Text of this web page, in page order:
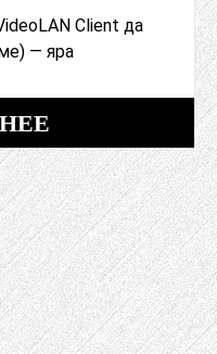
Client да
— яра